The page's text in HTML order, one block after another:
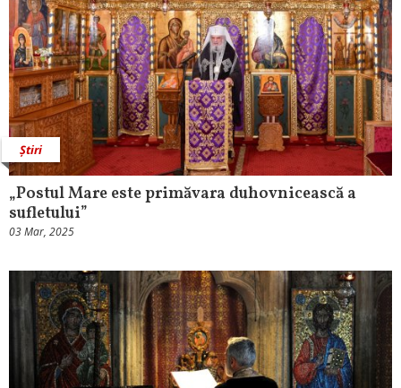
Știri
„Postul Mare este primăvara duhovnicească a
sufletului”
03 Mar, 2025